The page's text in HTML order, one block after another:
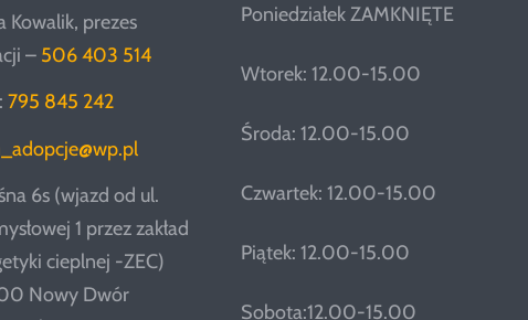
Kowalik, prezes
– 506 403 514
795 845 242
6s (wjazd od ul.
1 przez zakład
cieplnej -ZEC)
Nowy Dwór
Poniedziałek ZAMKNIĘTE
Wtorek: 12.00-15.00
Środa: 12.00-15.00
Czwartek: 12.00-15.00
Piątek: 12.00-15.00
Sobota:12.00-15.00